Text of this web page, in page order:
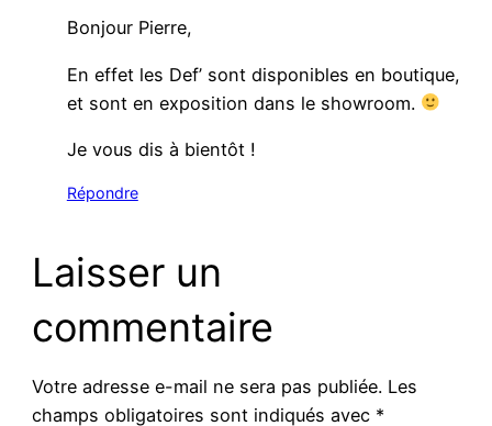
Bonjour Pierre,
En effet les Def’ sont disponibles en boutique,
et sont en exposition dans le showroom.
Je vous dis à bientôt !
Répondre
Laisser un
commentaire
Votre adresse e-mail ne sera pas publiée. Les
champs obligatoires sont indiqués avec *